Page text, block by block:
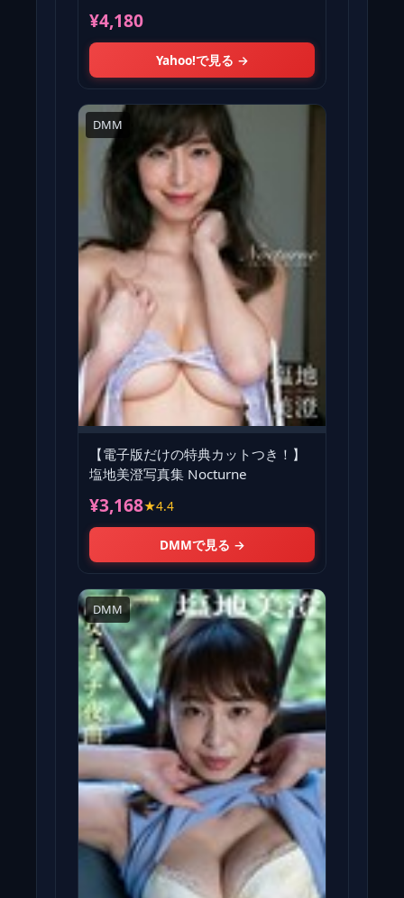
¥4,180
Yahoo!で見る →
DMM
【電子版だけの特典カットつき！】
塩地美澄写真集 Nocturne
¥3,168★4.4
DMMで見る →
DMM